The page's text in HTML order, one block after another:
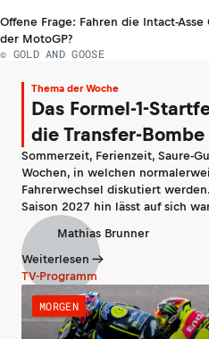
Offene Frage: Fahren die Intact-
der MotoGP?
© GOLD AND GOOSE
Thema der Woche
Das Formel-1-
die Transfer-
Sommerzeit, Ferienzeit, Saure-
Wochen, in welchen
Fahrerwechsel diskutiert
Saison 2027 hin lässt auf sich
Mathias Brunner
Weiterlesen
TV-Programm
MORGEN